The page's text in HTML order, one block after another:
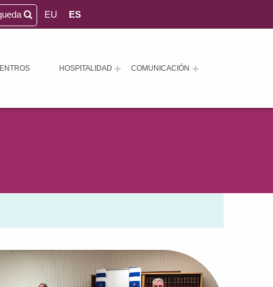
HOSPITALIDAD COMUNICACIÓN
EU ES